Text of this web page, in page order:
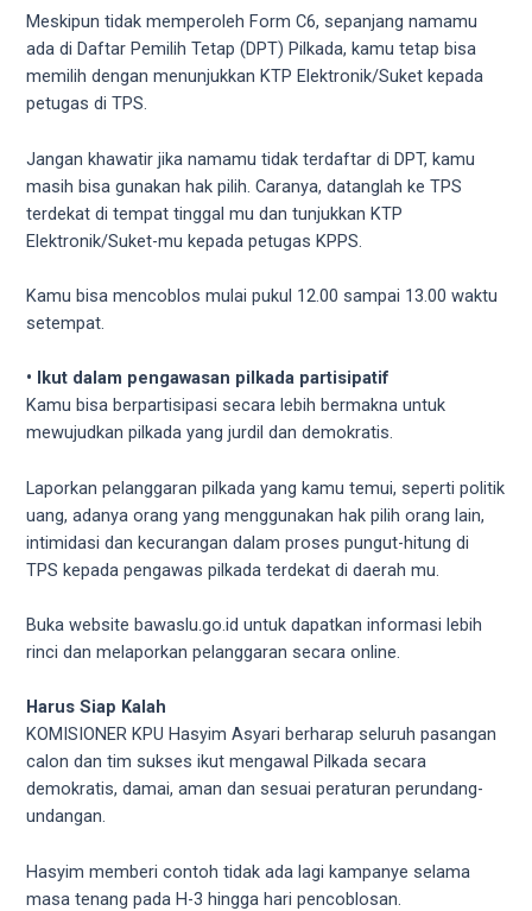
Meskipun tidak memperoleh Form C6, sepanjang namamu
ada di Daftar Pemilih Tetap (DPT) Pilkada, kamu tetap bisa
memilih dengan menunjukkan KTP Elektronik/Suket kepada
petugas di TPS.
Jangan khawatir jika namamu tidak terdaftar di DPT, kamu
masih bisa gunakan hak pilih. Caranya, datanglah ke TPS
terdekat di tempat tinggal mu dan tunjukkan KTP
Elektronik/Suket-mu kepada petugas KPPS.
Kamu bisa mencoblos mulai pukul 12.00 sampai 13.00 waktu
setempat.
• Ikut dalam pengawasan pilkada partisipatif
Kamu bisa berpartisipasi secara lebih bermakna untuk
mewujudkan pilkada yang jurdil dan demokratis.
Laporkan pelanggaran pilkada yang kamu temui, seperti politik
uang, adanya orang yang menggunakan hak pilih orang lain,
intimidasi dan kecurangan dalam proses pungut-hitung di
TPS kepada pengawas pilkada terdekat di daerah mu.
Buka website bawaslu.go.id untuk dapatkan informasi lebih
rinci dan melaporkan pelanggaran secara online.
Harus Siap Kalah
KOMISIONER KPU Hasyim Asyari berharap seluruh pasangan
calon dan tim sukses ikut mengawal Pilkada secara
demokratis, damai, aman dan sesuai peraturan perundang-
undangan.
Hasyim memberi contoh tidak ada lagi kampanye selama
masa tenang pada H-3 hingga hari pencoblosan.